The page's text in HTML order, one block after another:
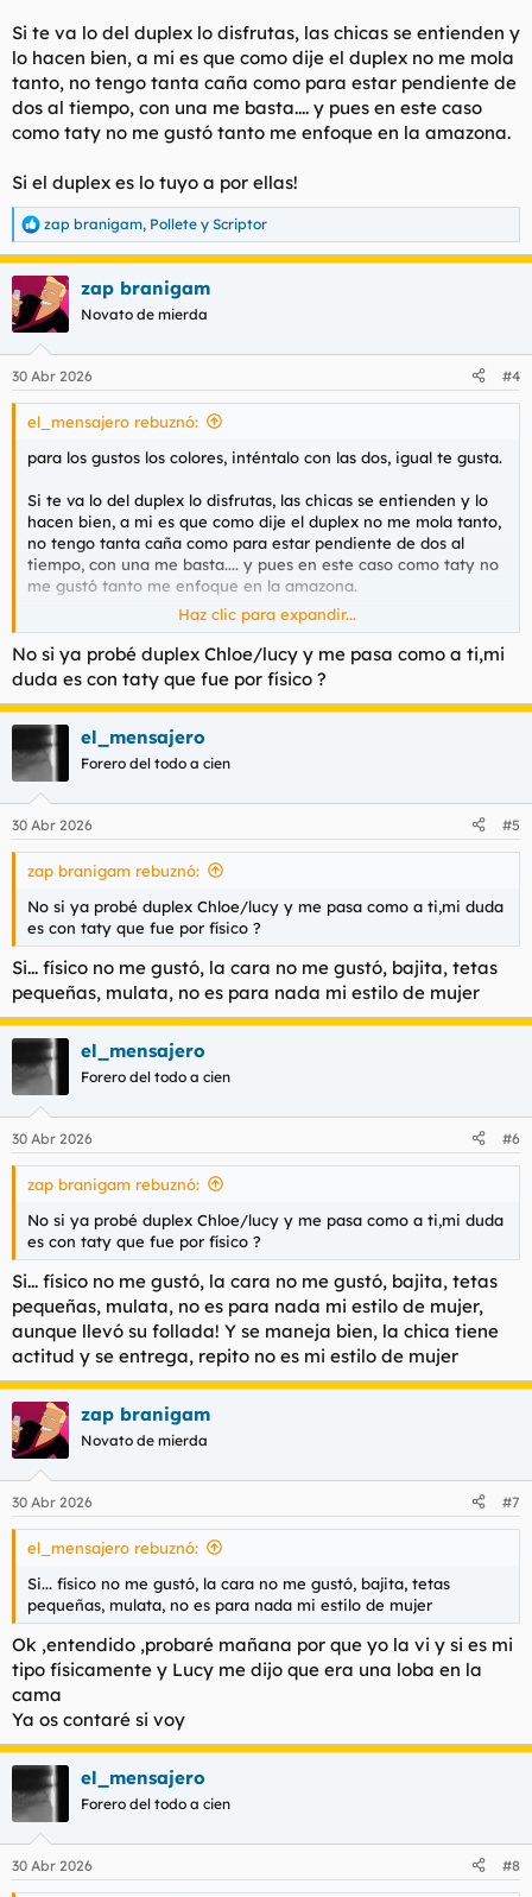
Si te va lo del duplex lo disfrutas, las chicas se entienden y
lo hacen bien, a mi es que como dije el duplex no me mola
tanto, no tengo tanta caña como para estar pendiente de
dos al tiempo, con una me basta.... y pues en este caso
como taty no me gustó tanto me enfoque en la amazona.
Si el duplex es lo tuyo a por ellas!
R
e
a
c
c
i
e
s
zap branigam, Pollete y Scriptor
zap branigam
Novato de mierda
30 Abr 2026 #4
el_mensajero rebuznó:
para los gustos los colores, inténtalo con las dos, igual te gusta.
Si te va lo del duplex lo disfrutas, las chicas se entienden y lo
hacen bien, a mi es que como dije el duplex no me mola tanto,
no tengo tanta caña como para estar pendiente de dos al
tiempo, con una me basta.... y pues en este caso como taty no
me gustó tanto me enfoque en la amazona.
Si el duplex es lo tuyo a por ellas!
Haz clic para expandir...
No si ya probé duplex Chloe/lucy y me pasa como a ti,mi
duda es con taty que fue por físico ?
el_mensajero
Forero del todo a cien
30 Abr 2026 #5
zap branigam rebuznó:
No si ya probé duplex Chloe/lucy y me pasa como a ti,mi duda
es con taty que fue por físico ?
Si... físico no me gustó, la cara no me gustó, bajita, tetas
pequeñas, mulata, no es para nada mi estilo de mujer
el_mensajero
Forero del todo a cien
30 Abr 2026 #6
zap branigam rebuznó:
No si ya probé duplex Chloe/lucy y me pasa como a ti,mi duda
es con taty que fue por físico ?
Si... físico no me gustó, la cara no me gustó, bajita, tetas
pequeñas, mulata, no es para nada mi estilo de mujer,
aunque llevó su follada! Y se maneja bien, la chica tiene
actitud y se entrega, repito no es mi estilo de mujer
zap branigam
Novato de mierda
30 Abr 2026 #7
el_mensajero rebuznó:
Si... físico no me gustó, la cara no me gustó, bajita, tetas
pequeñas, mulata, no es para nada mi estilo de mujer
Ok ,entendido ,probaré mañana por que yo la vi y si es mi
tipo físicamente y Lucy me dijo que era una loba en la
cama
Ya os contaré si voy
el_mensajero
Forero del todo a cien
30 Abr 2026 #8